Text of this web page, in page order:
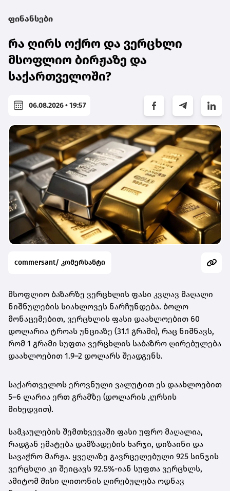
ფინანსები
რა ღირს ოქრო და ვერცხლი
მსოფლიო ბირჟაზე და
საქართველოში?
06.08.2026 • 19:57
commersant/ კომერსანტი
მსოფლიო ბაზარზე ვერცხლის ფასი კვლავ მაღალი
ნიშნულების სიახლოვეს ნარჩუნდება. ბოლო
მონაცემებით, ვერცხლის ფასი დაახლოებით 60
დოლარია ტროას უნციაზე (31.1 გრამი), რაც ნიშნავს,
რომ 1 გრამი სუფთა ვერცხლის საბაზრო ღირებულება
დაახლოებით 1.9–2 დოლარს შეადგენს.
საქართველოს ეროვნული ვალუტით ეს დაახლოებით
5–6 ლარია ერთ გრამზე (დოლარის კურსის
მიხედვით).
სამკაულების შემთხვევაში ფასი უფრო მაღალია,
რადგან ემატება დამზადების ხარჯი, დიზაინი და
სავაჭრო მარჟა. ყველაზე გავრცელებული 925 სინჯის
ვერცხლი კი შეიცავს 92.5%-იან სუფთა ვერცხლს,
ამიტომ მისი ლითონის ღირებულება ოდნავ